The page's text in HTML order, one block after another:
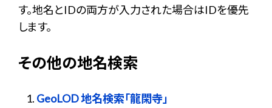
す。地名とIDの両方が入力された場合はIDを優先
します。
その他の地名検索
GeoLOD 地名検索「龍閑寺」